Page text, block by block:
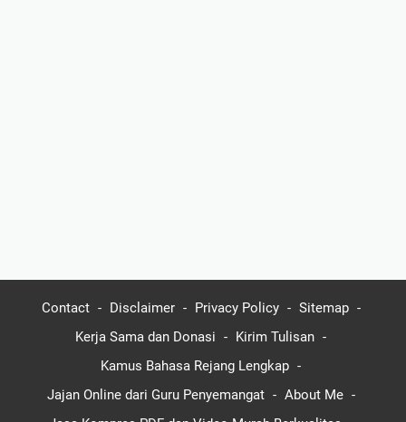
Contact Disclaimer Privacy Policy
Sitemap
Kerja Sama dan Donasi
Kirim Tulisan
Kamus Bahasa Rejang Lengkap
Jajan Online dari Guru Penyemangat
About Me